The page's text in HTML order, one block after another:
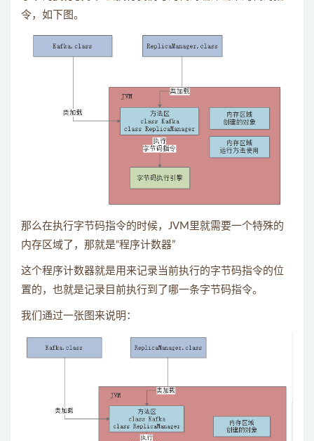
令，如下图。
那么在执行字节码指令的时候，JVM里就需要一个特殊的
内存区域了，那就是“程序计数器”
这个程序计数器就是用来记录当前执行的字节码指令的位
置的，也就是记录目前执行到了哪一条字节码指令。
我们通过一张图来说明：